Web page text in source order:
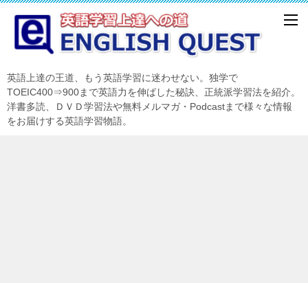
英語上達の王道、もう英語学習に迷わせない。独学で
TOEIC400⇒900まで英語力を伸ばした秘訣、正統派学習法を紹介。
洋書多読、ＤＶＤ学習法や無料メルマガ・Podcastまで様々な情報
をお届けする英語学習物語。